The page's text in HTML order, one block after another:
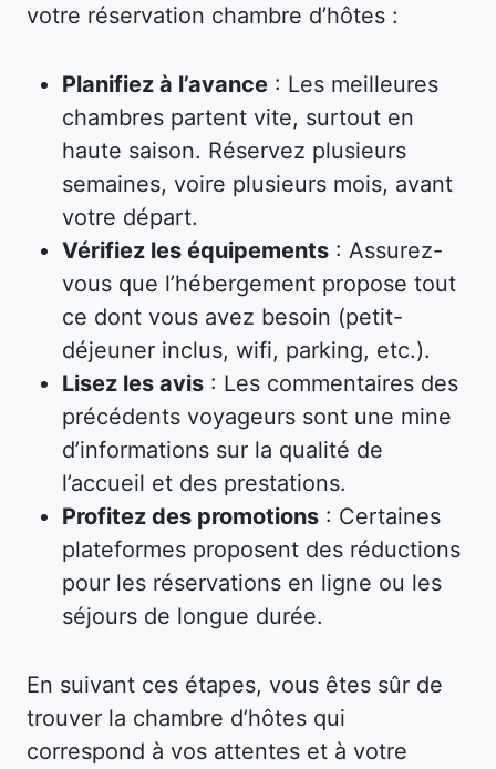
votre réservation chambre d’hôtes :
Planifiez à l’avance : Les meilleures
chambres partent vite, surtout en
haute saison. Réservez plusieurs
semaines, voire plusieurs mois, avant
votre départ.
Vérifiez les équipements : Assurez-
vous que l’hébergement propose tout
ce dont vous avez besoin (petit-
déjeuner inclus, wifi, parking, etc.).
Lisez les avis : Les commentaires des
précédents voyageurs sont une mine
d’informations sur la qualité de
l’accueil et des prestations.
Profitez des promotions : Certaines
plateformes proposent des réductions
pour les réservations en ligne ou les
séjours de longue durée.
En suivant ces étapes, vous êtes sûr de
trouver la chambre d’hôtes qui
correspond à vos attentes et à votre